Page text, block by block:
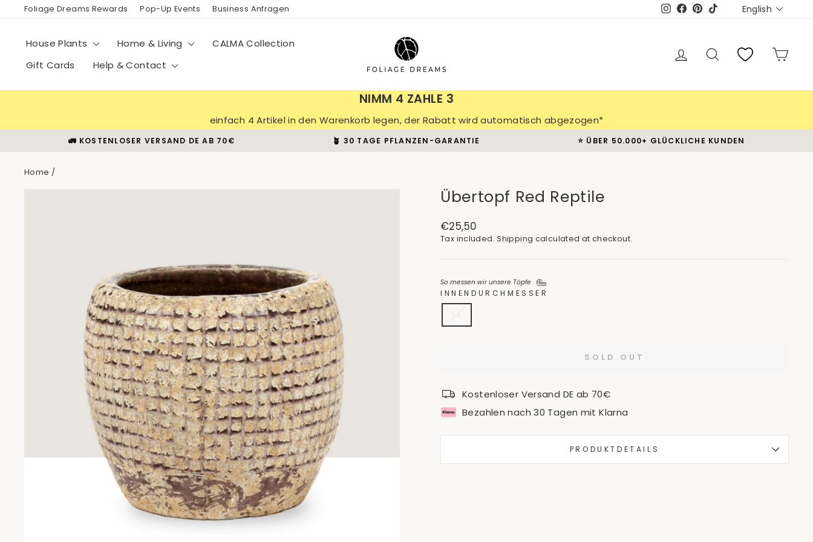
Foliage Dreams Rewards Pop-Up Events Business Anfragen Instagram
Facebook
Pinterest
TikTok English
House Plants Home & Living
CALMA Collection
Gift Cards
Help & Contact
Log in Search Cart
NIMM 4 ZAHLE 3
einfach 4 Artikel in den Warenkorb legen, der Rabatt wird automatisch abgezogen*
Pause
🚛 KOSTENLOSER VERSAND DE AB 70€ 🪴 30 TAGE PFLANZEN-GARANTIE ⭐️ ÜBER 50.000+ GLÜCKLICHE KUNDEN
Home /
Übertopf Red Reptile
Regular
price
€25,50
Tax included.Shipping calculated at checkout.
So messen wir unsere Töpfe
INNENDURCHMESSER
SOLD OUT
Kostenloser Versand DE ab 70€
Bezahlen nach 30 Tagen mit Klarna
PRODUKTDETAILS